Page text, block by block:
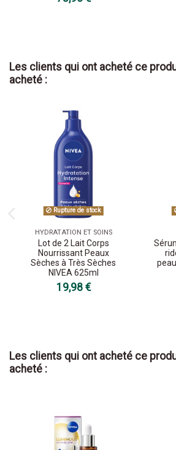
Les clients qui ont acheté ce
acheté :
Rupture de stock
HYDRATATION ET SOINS
Lot de 2 Lait Corps
Nourrissant Peaux
Sèches à Très Sèches
NIVEA 625ml
19,98 €
Les clients qui ont acheté ce
acheté :